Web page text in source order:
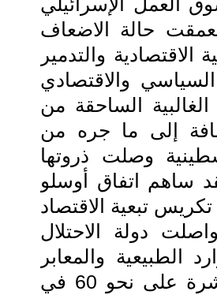
حالة الاضعاف
الاقتصادية والتدمير
والاقتصادي
الساحقة من
إلى ما جره من
وصلت ذروتها
ساهم اتفاق أوسلو
تبعية الاقتصاد
دولة الاحتلال
الطبيعية والمعابر
والحدود مع استمرار سيطرتها المباشرة على نحو 60 في